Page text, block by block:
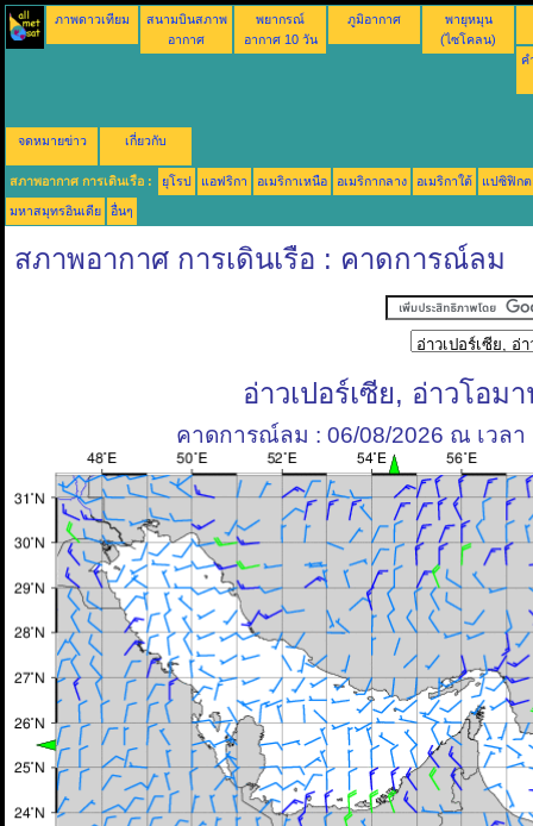
ภาพดาวเทียม
สนามบินสภาพ
อากาศ
พยากรณ์
อากาศ 10 วัน
ภูมิอากาศ
พายุหมุน
(ไซโคลน)
ค
จดหมายข่าว เกี่ยวกับ
สภาพอากาศ การเดินเรือ : ยุโรป แอฟริกา อเมริกาเหนือ อเมริกากลาง อเมริกาใต้ แปซิฟิกต
มหาสมุทรอินเดีย อื่นๆ
สภาพอากาศ การเดินเรือ : คาดการณ์ลม
อ่าวเปอร์เซีย, อ่าวโอม
คาดการณ์ลม : 06/08/2026 ณ เวลา